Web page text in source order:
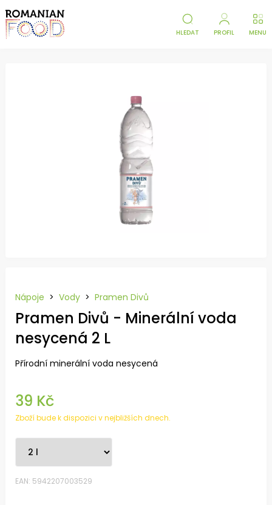
HLEDAT PROFIL MENU
Nápoje > Vody > Pramen Divů
Pramen Divů - Minerální voda
nesycená 2 L
Přírodní minerální voda nesycená
39 Kč
Zboží bude k dispozici v nejbližších dnech.
EAN: 5942207003529